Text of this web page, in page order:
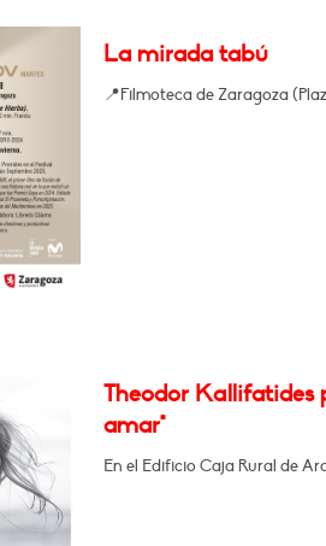
La mirada tabú
📍Filmoteca de Zaragoza
Theodor Kallifatides
amar"
En el Edificio Caja Rural de